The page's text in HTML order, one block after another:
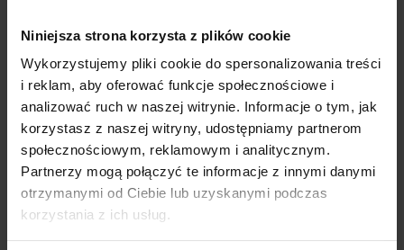
Niniejsza strona korzysta z plików cookie
Wykorzystujemy pliki cookie do spersonalizowania treści
i reklam, aby oferować funkcje społecznościowe i
analizować ruch w naszej witrynie. Informacje o tym, jak
korzystasz z naszej witryny, udostępniamy partnerom
społecznościowym, reklamowym i analitycznym.
Partnerzy mogą połączyć te informacje z innymi danymi
otrzymanymi od Ciebie lub uzyskanymi podczas
korzystania z ich usług.
Symfonia w firmie wielooddziałowej – jak
uporządkować dane i raportowanie
14 lipca 2026Aktualności